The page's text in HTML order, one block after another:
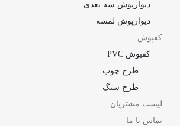
دیوارپوش سه بعدی
دیوارپوش لمسه
کفپوش
کفپوش PVC
طرح چوب
طرح سنگ
لیست مشتریان
تماس با ما